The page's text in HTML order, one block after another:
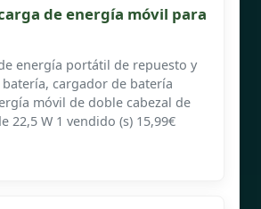
de energía móvil para
energía portátil de repuesto y
cargador de batería
móvil de doble cabezal de
22,5 W 1 vendido (s) 15,99€